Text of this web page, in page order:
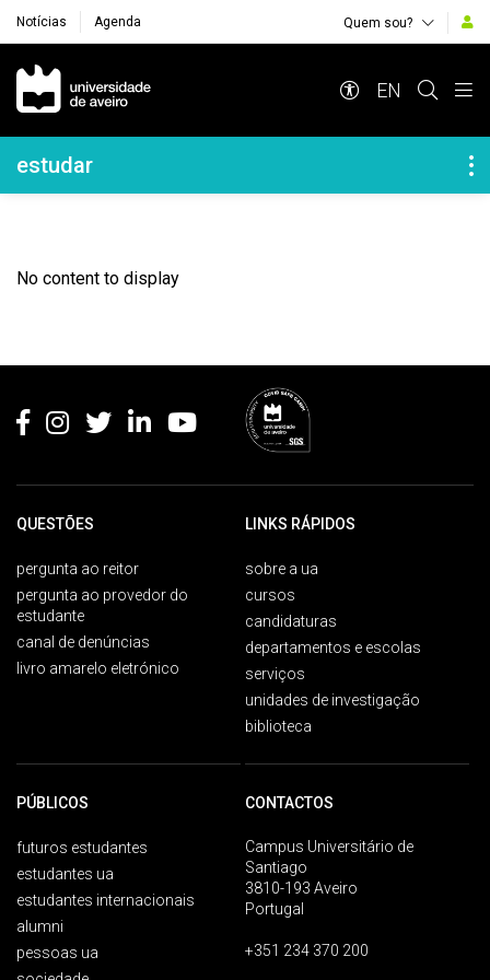
Notícias Agenda Quem sou?
Navegação Principal
EN
Navegação Lateral
estudar
No content to display
QUESTÕES
pergunta ao reitor
pergunta ao provedor do
estudante
canal de denúncias
livro amarelo eletrónico
LINKS RÁPIDOS
sobre a ua
cursos
candidaturas
departamentos e escolas
serviços
unidades de investigação
biblioteca
PÚBLICOS
futuros estudantes
estudantes ua
estudantes internacionais
alumni
pessoas ua
CONTACTOS
Campus Universitário de
Santiago
3810-193 Aveiro
Portugal
+351 234 370 200